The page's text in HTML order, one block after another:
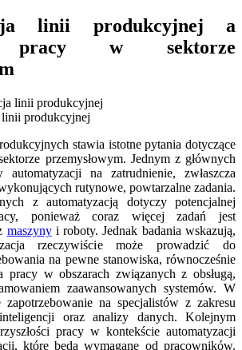
linii produkcyjnej a
pracy w sektorze
produkcyjnej
stawia istotne pytania dotyczące
przemysłowym. Jednym z głównych
na zatrudnienie, zwłaszcza
rutynowe, powtarzalne zadania.
z automatyzacją dotyczy potencjalnej
ponieważ coraz więcej zadań jest
maszynyi roboty. Jednak badania wskazują,
rzeczywiście może prowadzić do
na pewne stanowiska, równocześnie
pracy w obszarach związanych z obsługą,
zaawansowanych systemów. W
zapotrzebowanie na specjalistów z zakresu
oraz analizy danych. Kolejnym
pracy w kontekście automatyzacji
które będą wymagane od pracowników.